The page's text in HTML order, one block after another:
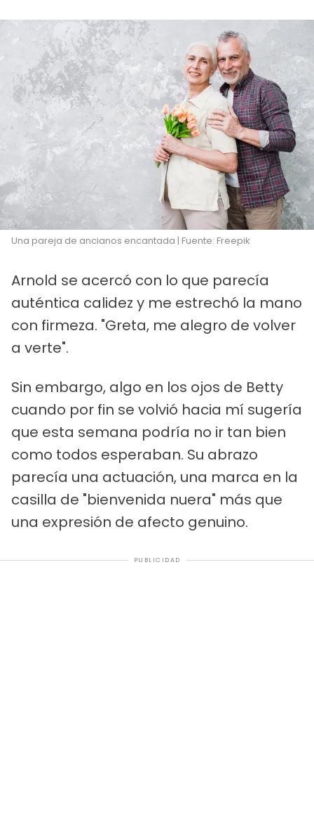
Una pareja de ancianos encantada | Fuente: Freepik
Arnold se acercó con lo que parecía
auténtica calidez y me estrechó la mano
con firmeza. "Greta, me alegro de volver
a verte".
Sin embargo, algo en los ojos de Betty
cuando por fin se volvió hacia mí sugería
que esta semana podría no ir tan bien
como todos esperaban. Su abrazo
parecía una actuación, una marca en la
casilla de "bienvenida nuera" más que
una expresión de afecto genuino.
PUBLICIDAD